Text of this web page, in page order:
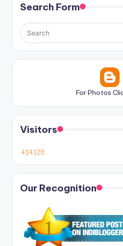
Search Form
For Photos
Visitors
Our Recognition